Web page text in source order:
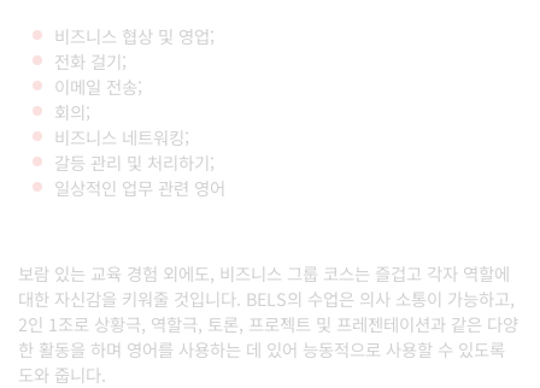
비즈니스 협상 및 영업;
전화 걸기;
이메일 전송;
회의;
비즈니스 네트워킹;
갈등 관리 및 처리하기;
일상적인 업무 관련 영어
보람 있는 교육 경험 외에도, 비즈니스 그룹 코스는 즐겁고 각자 역할에
대한 자신감을 키워줄 것입니다. BELS의 수업은 의사 소통이 가능하고,
2인 1조로 상황극, 역할극, 토론, 프로젝트 및 프레젠테이션과 같은 다양
한 활동을 하며 영어를 사용하는 데 있어 능동적으로 사용할 수 있도록
도와 줍니다.